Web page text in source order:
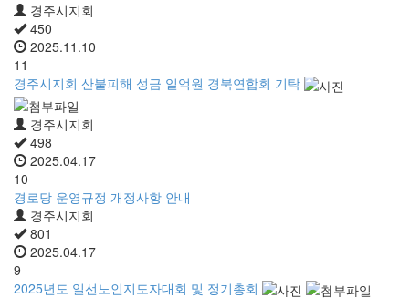
경주시지회
450
2025.11.10
11
경주시지회 산불피해 성금 일억원 경북연합회 기탁
경주시지회
498
2025.04.17
10
경로당 운영규정 개정사항 안내
경주시지회
801
2025.04.17
9
2025년도 일선노인지도자대회 및 정기총회